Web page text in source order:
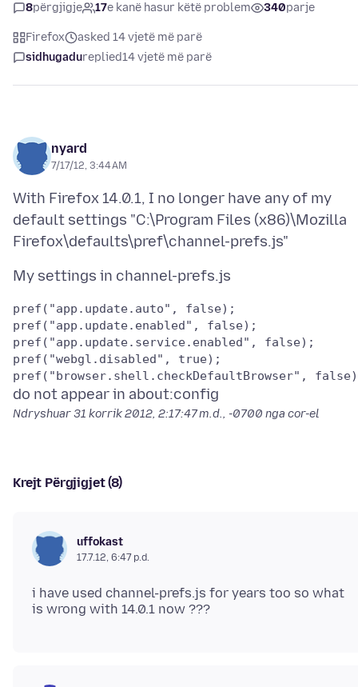
8përgjigje 17e kanë hasur këtë problem 340parje
Firefox
asked 14 vjetë më parë
sidhugadureplied14 vjetë më parë
nyard
7/17/12, 3:44 AM
With Firefox 14.0.1, I no longer have any of my
default settings "C:\Program Files (x86)\Mozilla
pref("app.update.auto", false);
pref("app.update.enabled", false);
pref("app.update.service.enabled", false);
pref("webgl.disabled", true);
Ndryshuar31 korrik 2012, 2:17:47 m.d., -0700 nga cor-el
Krejt Përgjigjet (8)
uffokast
17.7.12, 6:47 p.d.
i have used channel-prefs.js for years too so what